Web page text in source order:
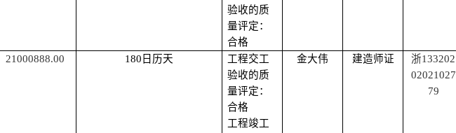
验收的质
量评定：
合格
21000888.00 180日历天
工程交工
验收的质
量评定：
合格
工程竣工
金大伟 建造师证 浙133202
02021027
79